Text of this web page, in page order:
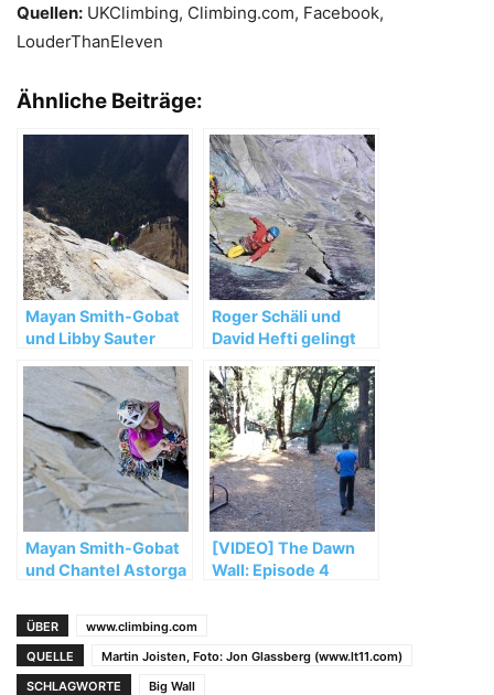
Quellen: UKClimbing, Climbing.com, Facebook,
LouderThanEleven
Ähnliche Beiträge:
Mayan Smith-Gobat
und Libby Sauter
Frauen-Speedrekord
an der „Nose“ auf
Roger Schäli und
David Hefti gelingt
von „Golden Gate“
am El Capitan
Mayan Smith-Gobat
und Chantel Astorga
Speedrekord an der
Nose
[VIDEO] The Dawn
Wall: Episode 4
ÜBER
www.climbing.com
QUELLE
Martin Joisten, Foto: Jon Glassberg (www.lt11.com)
SCHLAGWORTE
Big Wall